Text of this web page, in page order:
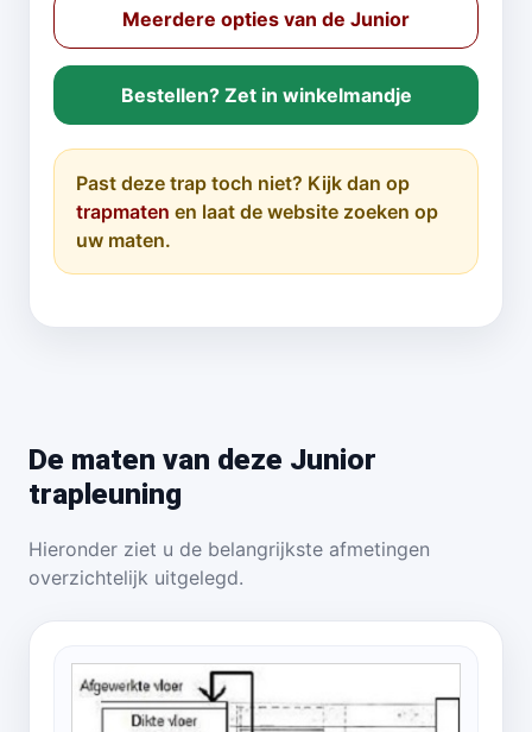
Meerdere opties van de Junior
Bestellen? Zet in winkelmandje
Past deze trap toch niet? Kijk dan op
trapmaten en laat de website zoeken op
uw maten.
De maten van deze Junior
trapleuning
Hieronder ziet u de belangrijkste afmetingen
overzichtelijk uitgelegd.